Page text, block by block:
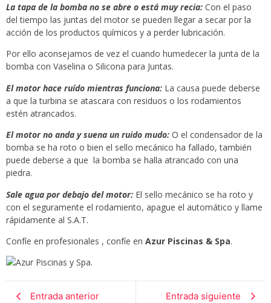
La tapa de la bomba no se abre o está muy recia: Con el paso
del tiempo las juntas del motor se pueden llegar a secar por la
acción de los productos químicos y a perder lubricación.
Por ello aconsejamos de vez el cuando humedecer la junta de la
bomba con Vaselina o Silicona para Juntas.
El motor hace ruído mientras funciona: La causa puede deberse
a que la turbina se atascara con residuos o los rodamientos
estén atrancados.
El motor no anda y suena un ruido mudo: O el condensador de la
bomba se ha roto o bien el sello mecánico ha fallado, también
puede deberse a que la bomba se halla atrancado con una
piedra.
Sale agua por debajo del motor: El sello mecánico se ha roto y
con el seguramente el rodamiento, apague el automático y llame
rápidamente al S.A.T.
Confíe en profesionales , confíe en Azur Piscinas & Spa.
Entrada anterior Entrada siguiente